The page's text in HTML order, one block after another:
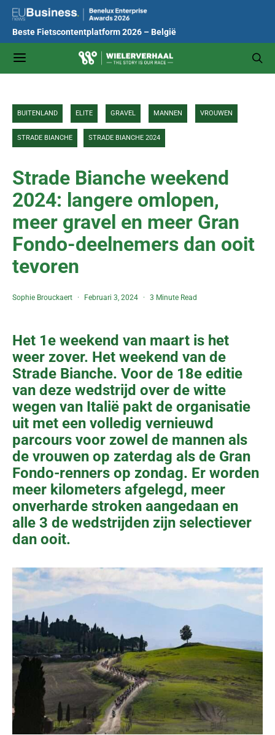
Beste Fietscontentplatform 2026 – België
BUITENLAND ELITE GRAVEL MANNEN VROUWEN
STRADE BIANCHE STRADE BIANCHE 2024
Strade Bianche weekend
2024: langere omlopen,
meer gravel en meer Gran
Fondo-deelnemers dan ooit
tevoren
Sophie Brouckaert Februari 3, 2024 3 Minute Read
Het 1e weekend van maart is het
weer zover. Het weekend van de
Strade Bianche. Voor de 18e editie
van deze wedstrijd over de witte
wegen van Italië pakt de organisatie
uit met een volledig vernieuwd
parcours voor zowel de mannen als
de vrouwen op zaterdag als de Gran
Fondo-renners op zondag. Er worden
meer kilometers afgelegd, meer
onverharde stroken aangedaan en
alle 3 de wedstrijden zijn selectiever
dan ooit.